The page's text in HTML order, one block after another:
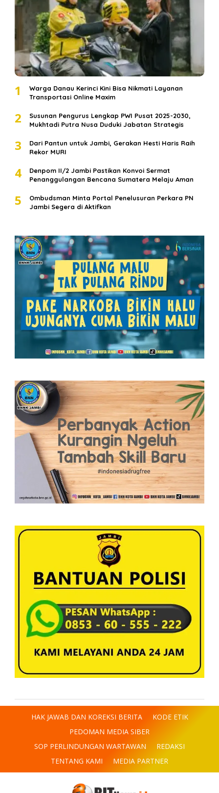
1
Warga Danau Kerinci Kini Bisa Nikmati Layanan
Transportasi Online Maxim
2
Susunan Pengurus Lengkap PWI Pusat 2025-2030,
Mukhtadi Putra Nusa Duduki Jabatan Strategis
3
Dari Pantun untuk Jambi, Gerakan Hesti Haris Raih
Rekor MURI
4
Denpom II/2 Jambi Pastikan Konvoi Sermat
Penanggulangan Bencana Sumatera Melaju Aman
5
Ombudsman Minta Portal Penelusuran Perkara PN
Jambi Segera di Aktifkan
HAK JAWAB DAN KOREKSI BERITA
KODE ETIK
PEDOMAN MEDIA SIBER
SOP PERLINDUNGAN WARTAWAN
REDAKSI
TENTANG KAMI
MEDIA PARTNER